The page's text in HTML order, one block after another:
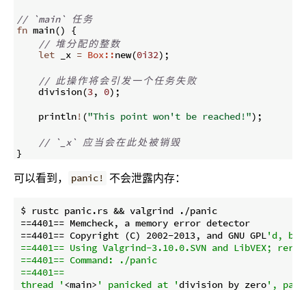
// `main` 任 务
fn main()
{
// 堆 分配的整 数
let _x = Box::new(0i32) ;
// 此操 作将 会 引发 一 个 任 务失败
    division
(3, 0) ;
    println
! ("This point won't be reached!") ;
// `_x` 应当 会在此处被 销毁
}
可以看到， panic! 不会泄露内存：
$ rustc panic.rs && valgrind ./panic
==4401== Memcheck, a memory error detector
==4401== Copyright (C) 2002-2013, and GNU GPL'd, by
==4401== Using Valgrind-3.10.0.SVN and LibVEX;
==4401== Command: ./panic
==4401==
thread ' <main> ' panicked at 'division by zero',